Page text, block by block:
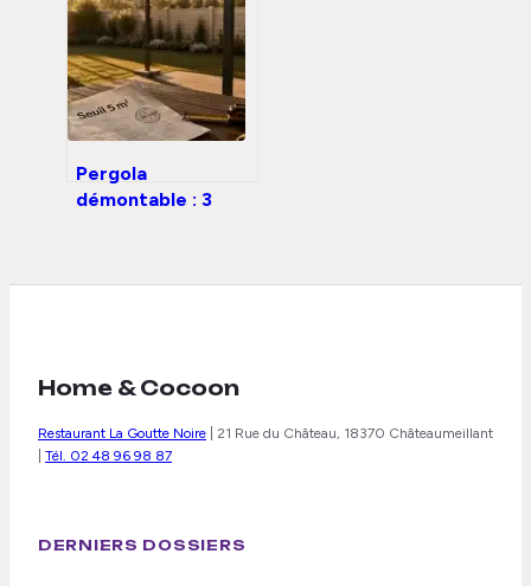
étapes pour une
pose sans fuite
Pergola
démontable : 3
Home & Cocoon
Restaurant La Goutte Noire
21 Rue du Château, 18370 Châteaumeillant
Tél. 02 48 96 98 87
DERNIERS DOSSIERS